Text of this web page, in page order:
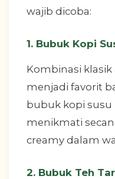
wajib dicoba:
1. Bubuk Kopi
Kombinasi
menjadi favorit
bubuk kopi susu
menikmati
creamy dalam
2. Bubuk Teh